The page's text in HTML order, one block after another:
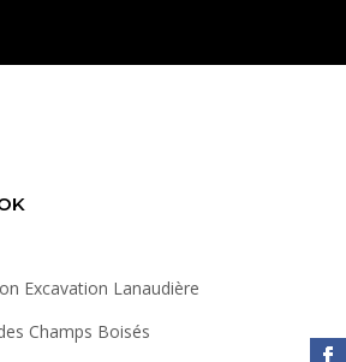
Excavation Lanaudière
Champs Boisés